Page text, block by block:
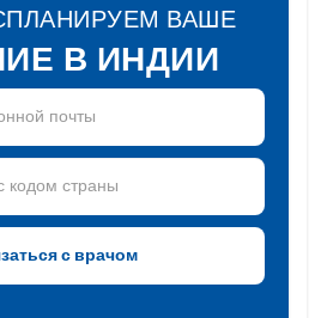
ВАШЕ
В ИНДИИ